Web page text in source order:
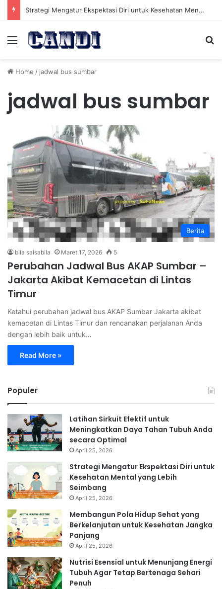
Strategi Mengatur Ekspektasi Diri untuk Kesehatan Mental yang Lebih Seimbang
Menu
Home / jadwal bus sumbar
jadwal bus sumbar
Berita
bila salsabila Maret 17, 2026 5
Perubahan Jadwal Bus AKAP Sumbar –
Jakarta Akibat Kemacetan di Lintas
Timur
Ketahui perubahan jadwal bus AKAP Sumbar Jakarta akibat
kemacetan di Lintas Timur dan rencanakan perjalanan Anda
dengan lebih baik untuk…
Read More »
Populer
Latihan Sirkuit Efektif untuk
Meningkatkan Daya Tahan Tubuh Anda
secara Optimal
April 25, 2026
Strategi Mengatur Ekspektasi Diri untuk
Kesehatan Mental yang Lebih
Seimbang
April 25, 2026
Membangun Pola Hidup Sehat yang
Berkelanjutan untuk Kesehatan Jangka
Panjang
April 25, 2026
Nutrisi Esensial untuk Menunjang Energi
Tubuh Agar Tetap Bertenaga Sehari
Penuh